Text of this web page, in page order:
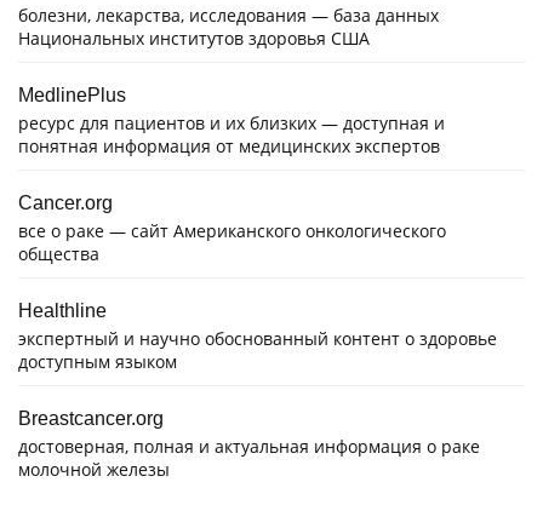
болезни, лекарства, исследования — база данных
Национальных институтов здоровья США
MedlinePlus
ресурс для пациентов и их близких — доступная и
понятная информация от медицинских экспертов
Cancer.org
все о раке — сайт Американского онкологического
общества
Healthline
экспертный и научно обоснованный контент о здоровье
доступным языком
Breastcancer.org
достоверная, полная и актуальная информация о раке
молочной железы